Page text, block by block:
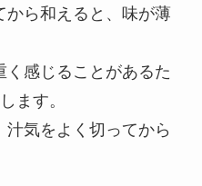
から和えると、味が薄
く感じることがあるた
ます。
汁気をよく切ってから